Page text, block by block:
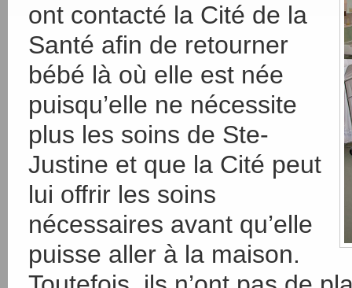
ont contacté la Cité de la
Santé afin de retourner
bébé là où elle est née
puisqu’elle ne nécessite
plus les soins de Ste-
Justine et que la Cité peut
lui offrir les soins
nécessaires avant qu’elle
puisse aller à la maison.